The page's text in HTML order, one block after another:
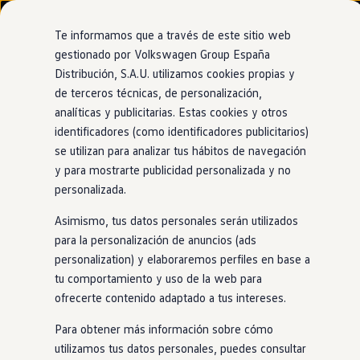
Ir
directamente
al contenido
Ir
directamente
al pie de
página
Nuevo ID. Cross
Vehículos Comerciales
Compra y ofertas
Volkswagen nuevo en stock
Volkswagen de ocasión
Financiación
My Renting
My Way
Seguros
Empresas
Autoescuelas
Eléctricos e híbridos
Más sobre híbridos
Plan Auto +
Etiquetas DGT
Simulador de autonomía, carga y ahorro
Carga y autonomía
Soluciones de carga
Tarifas de carga
Carga en casa
Modos de carga
Controlde crucero adaptativo
Mantienela velocidad y
la distancia
adecuadas
Este asistente se adapta al tráfico que te rodea para que,
cuando te apetezca, tu Nuevo Golfmantenga una velocidad
constante sin que tengas que pisar el acelerador. Además, el
Te informamos que a través de este sitio web
gestionado por Volkswagen Group España
Distribución, S.A.U. utilizamos cookies propias y
de terceros técnicas, de personalización,
analíticas y publicitarias. Estas cookies y otros
identificadores (como identificadores publicitarios)
se utilizan para analizar tus hábitos de navegación
y para mostrarte publicidad personalizada y no
personalizada.
Asimismo, tus datos personales serán utilizados
para la personalización de anuncios (ads
personalization) y elaboraremos perfiles en base a
tu comportamiento y uso de la web para
ofrecerte contenido adaptado a tus intereses.
Para obtener más información sobre cómo
utilizamos tus datos personales, puedes consultar